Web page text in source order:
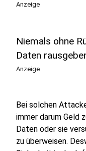
Anzeige
Niemals ohne
Daten
Anzeige
Bei solchen
immer darum Geld
Daten oder sie
zu überweisen.